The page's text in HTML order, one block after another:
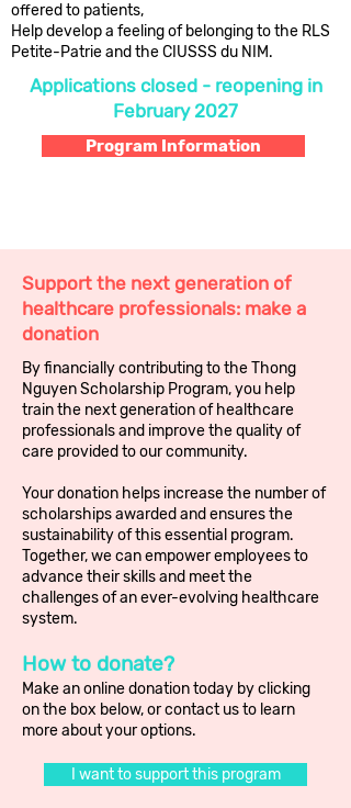
offered to patients,
Help develop a feeling of belonging to the RLS
Petite-Patrie and the CIUSSS du NIM.
Applications closed - reopening in
February 2027
Program Information
Support the next generation of
healthcare professionals: make a
donation
By financially contributing to the Thong
Nguyen Scholarship Program, you help
train the next generation of healthcare
professionals and improve the quality of
care provided to our community.
Your donation helps increase the number of
scholarships awarded and ensures the
sustainability of this essential program.
Together, we can empower employees to
advance their skills and meet the
challenges of an ever-evolving healthcare
system.
How to donate?
Make an online donation today by clicking
on the box below, or contact us to learn
more about your options.
I want to support this program